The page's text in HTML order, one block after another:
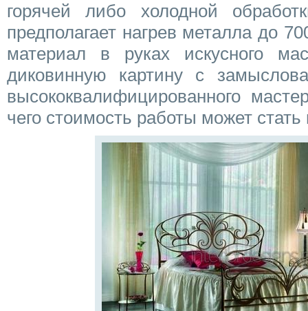
горячей либо холодной
предполагает нагрев металла до
материал в руках искусного
диковинную картину с
высококвалифицированного
чего стоимость работы может стать